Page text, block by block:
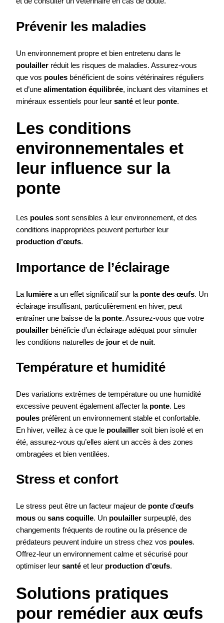
Prévenir les maladies
Un environnement propre et bien entretenu dans le
poulailler réduit les risques de maladies. Assurez-vous
que vos poules bénéficient de soins vétérinaires réguliers
et d’une alimentation équilibrée, incluant des vitamines et
minéraux essentiels pour leur santé et leur ponte.
Les conditions
environnementales et
leur influence sur la
ponte
Les poules sont sensibles à leur environnement, et des
conditions inappropriées peuvent perturber leur
production d’œufs.
Importance de l’éclairage
La lumière a un effet significatif sur la ponte des œufs. Un
éclairage insuffisant, particulièrement en hiver, peut
entraîner une baisse de la ponte. Assurez-vous que votre
poulailler bénéficie d’un éclairage adéquat pour simuler
les conditions naturelles de jour et de nuit.
Température et humidité
Des variations extrêmes de température ou une humidité
excessive peuvent également affecter la ponte. Les
poules préfèrent un environnement stable et confortable.
En hiver, veillez à ce que le poulailler soit bien isolé et en
été, assurez-vous qu’elles aient un accès à des zones
ombragées et bien ventilées.
Stress et confort
Le stress peut être un facteur majeur de ponte d’œufs
mous ou sans coquille. Un poulailler surpeuplé, des
changements fréquents de routine ou la présence de
prédateurs peuvent induire un stress chez vos poules.
Offrez-leur un environnement calme et sécurisé pour
optimiser leur santé et leur production d’œufs.
Solutions pratiques
pour remédier aux œufs